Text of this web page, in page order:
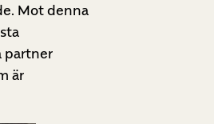
Mot denna
partner
är